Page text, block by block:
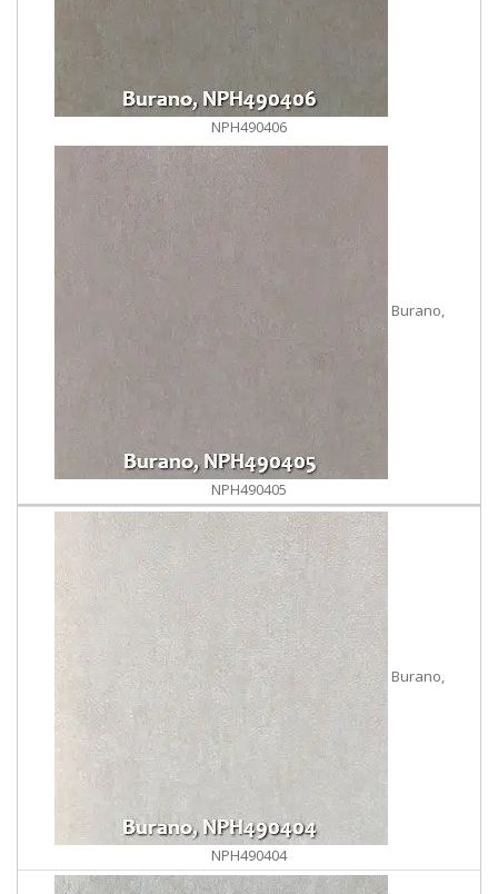
NPH490406
Burano,
NPH490405
Burano,
NPH490404